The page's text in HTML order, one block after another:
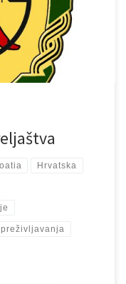
su svi stari
[…]
Hrvatska